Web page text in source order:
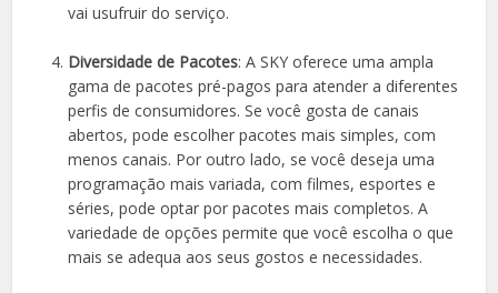
vai usufruir do serviço.
Diversidade de Pacotes: A SKY oferece uma ampla
gama de pacotes pré-pagos para atender a diferentes
perfis de consumidores. Se você gosta de canais
abertos, pode escolher pacotes mais simples, com
menos canais. Por outro lado, se você deseja uma
programação mais variada, com filmes, esportes e
séries, pode optar por pacotes mais completos. A
variedade de opções permite que você escolha o que
mais se adequa aos seus gostos e necessidades.